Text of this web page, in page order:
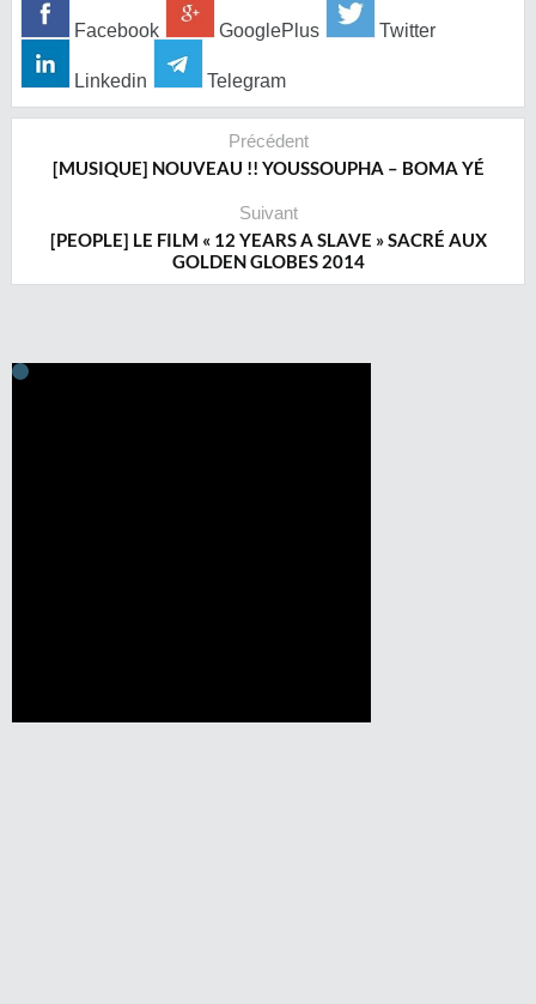
Facebook GooglePlus Twitter
Linkedin Telegram
Précédent
[MUSIQUE] NOUVEAU !! YOUSSOUPHA – BOMA YÉ
Suivant
[PEOPLE] LE FILM « 12 YEARS A SLAVE » SACRÉ AUX
GOLDEN GLOBES 2014